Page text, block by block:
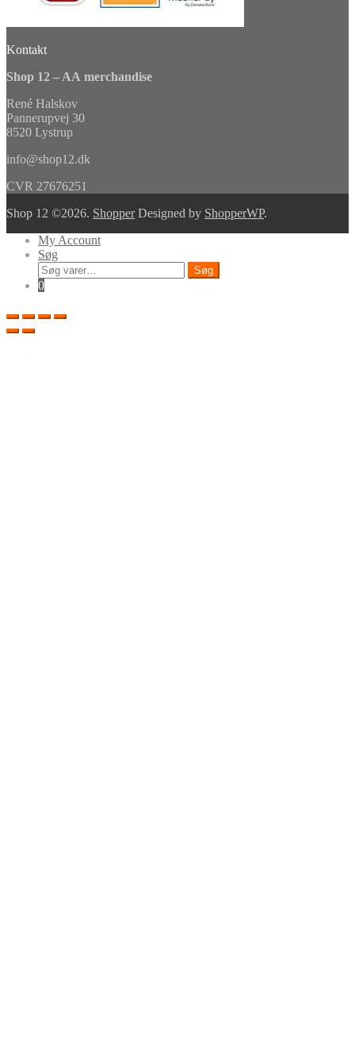
Kontakt
Shop 12 – AA merchandise
René Halskov
Pannerupvej 30
8520 Lystrup
info@shop12.dk
CVR 27676251
Shop 12 ©2026. ShopperDesigned by ShopperWP.
My Account
Søg
Søg
efter:
Søg
0